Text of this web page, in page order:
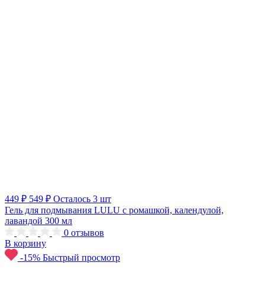
449 ₽ 549 ₽ Осталось 3 шт
Гель для подмывания LULU c ромашкой, календулой,
лавандой 300 мл
0 отзывов
В корзину
-15% Быстрый просмотр